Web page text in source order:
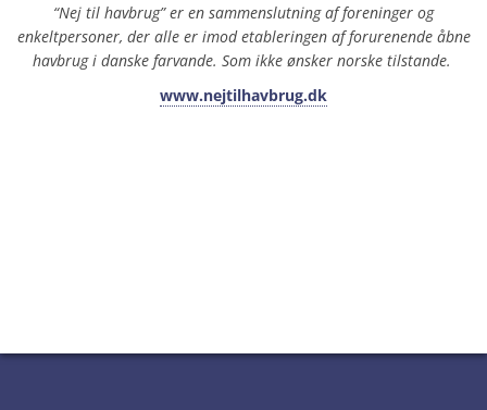
“Nej til havbrug” er en sammenslutning af foreninger og
enkeltpersoner, der alle er imod etableringen af forurenende åbne
havbrug i danske farvande. Som ikke ønsker norske tilstande.
www.nejtilhavbrug.dk